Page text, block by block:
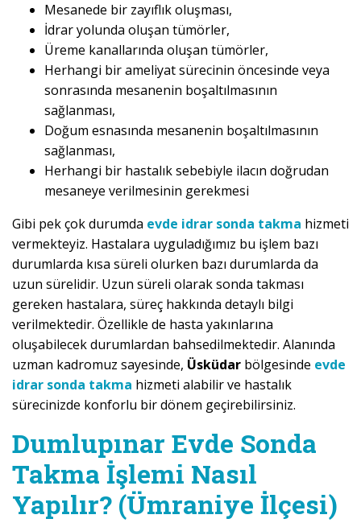
Mesanede bir zayıflık oluşması,
İdrar yolunda oluşan tümörler,
Üreme kanallarında oluşan tümörler,
Herhangi bir ameliyat sürecinin öncesinde veya
sonrasında mesanenin boşaltılmasının
sağlanması,
Doğum esnasında mesanenin boşaltılmasının
sağlanması,
Herhangi bir hastalık sebebiyle ilacın doğrudan
mesaneye verilmesinin gerekmesi
Gibi pek çok durumda evde idrar sonda takma hizmeti
vermekteyiz. Hastalara uyguladığımız bu işlem bazı
durumlarda kısa süreli olurken bazı durumlarda da
uzun sürelidir. Uzun süreli olarak sonda takması
gereken hastalara, süreç hakkında detaylı bilgi
verilmektedir. Özellikle de hasta yakınlarına
oluşabilecek durumlardan bahsedilmektedir. Alanında
uzman kadromuz sayesinde, Üsküdar bölgesinde evde
idrar sonda takma hizmeti alabilir ve hastalık
sürecinizde konforlu bir dönem geçirebilirsiniz.
Dumlupınar Evde Sonda
Takma İşlemi Nasıl
Yapılır? (Ümraniye İlçesi)